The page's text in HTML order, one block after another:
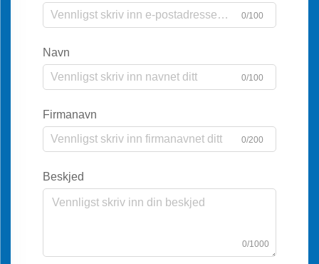
0/100
Navn
0/100
Firmanavn
0/200
Beskjed
0/1000